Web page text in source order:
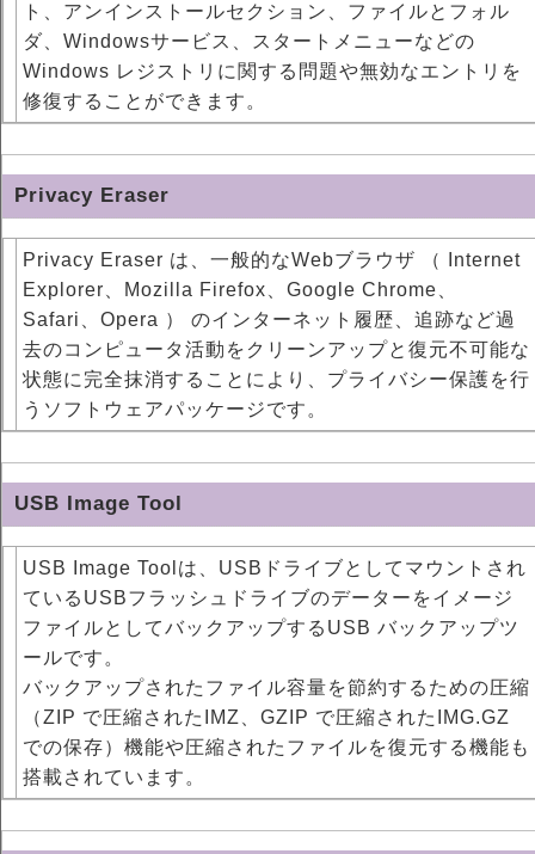
ト、アンインストールセクション、ファイルとフォル
ダ、Windowsサービス、スタートメニューなどの
Windows レジストリに関する問題や無効なエントリを
修復することができます。
Privacy Eraser
Privacy Eraser は、一般的なWebブラウザ （ Internet
Explorer、Mozilla Firefox、Google Chrome、
Safari、Opera ） のインターネット履歴、追跡など過
去のコンピュータ活動をクリーンアップと復元不可能な
状態に完全抹消することにより、プライバシー保護を行
うソフトウェアパッケージです。
USB Image Tool
USB Image Toolは、USBドライブとしてマウントされ
ているUSBフラッシュドライブのデーターをイメージ
ファイルとしてバックアップするUSB バックアップツ
ールです。
バックアップされたファイル容量を節約するための圧縮
（ZIP で圧縮されたIMZ、GZIP で圧縮されたIMG.GZ
での保存）機能や圧縮されたファイルを復元する機能も
搭載されています。